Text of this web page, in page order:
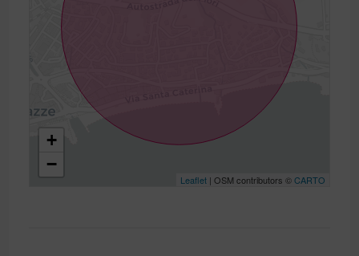
+
−
Leaflet| OSM contributors ©CARTO